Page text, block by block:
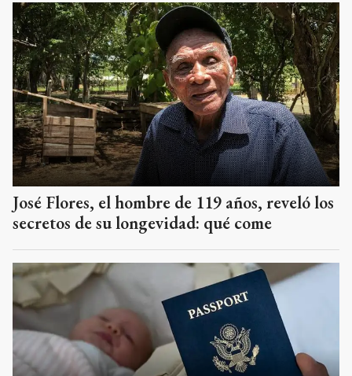
José Flores, el hombre de 119 años, reveló los
secretos de su longevidad: qué come